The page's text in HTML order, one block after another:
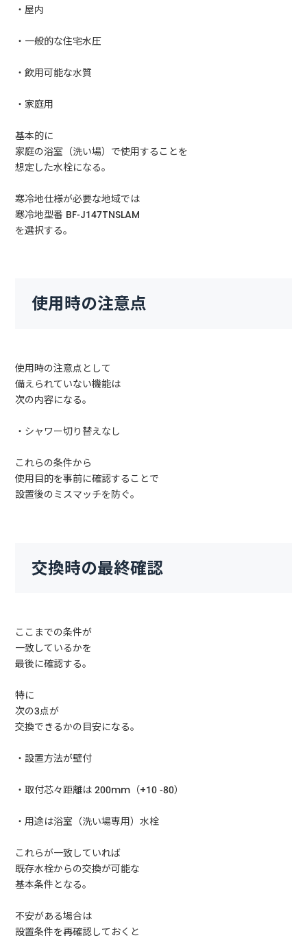
・屋内
・一般的な住宅水圧
・飲用可能な水質
・家庭用
基本的に
家庭の浴室（洗い場）で使用することを
想定した水栓になる。
寒冷地仕様が必要な地域では
寒冷地型番 BF-J147TNSLAM
を選択する。
使用時の注意点
使用時の注意点として
備えられていない機能は
次の内容になる。
・シャワー切り替えなし
これらの条件から
使用目的を事前に確認することで
設置後のミスマッチを防ぐ。
交換時の最終確認
ここまでの条件が
一致しているかを
最後に確認する。
特に
次の3点が
交換できるかの目安になる。
・設置方法が壁付
・取付芯々距離は 200mm（+10 -80）
・用途は浴室（洗い場専用）水栓
これらが一致していれば
既存水栓からの交換が可能な
基本条件となる。
不安がある場合は
設置条件を再確認しておくと